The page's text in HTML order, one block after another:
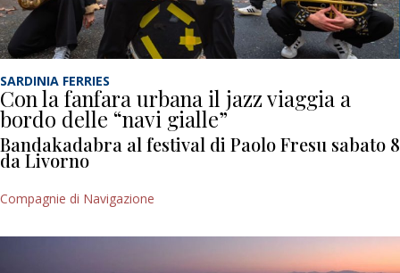
SARDINIA FERRIES
Con la fanfara urbana il jazz viaggia a
bordo delle “navi gialle”
Bandakadabra al festival di Paolo Fresu sabato 8
da Livorno
Compagnie di Navigazione